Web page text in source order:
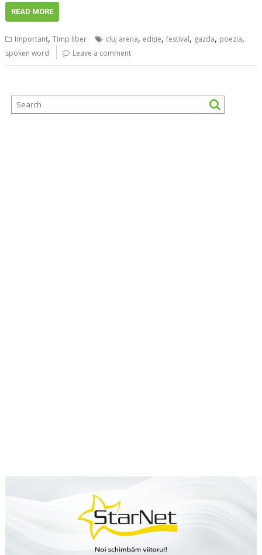
READ MORE
Important,Timp liber cluj arena, ediţie,festival, gazda, poezia,
spoken word Leave a comment